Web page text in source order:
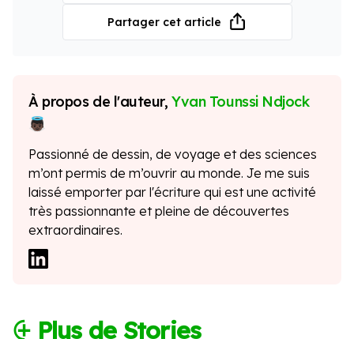
Partager cet article
À propos de l'auteur,Yvan Tounssi Ndjock
Passionné de dessin, de voyage et des sciences
m’ont permis de m’ouvrir au monde. Je me suis
laissé emporter par l'écriture qui est une activité
très passionnante et pleine de découvertes
extraordinaires.
⨭ Plus de Stories